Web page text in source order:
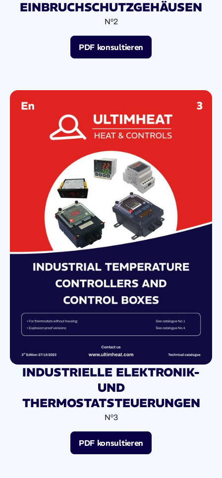
EINBRUCHSCHUTZGEHÄUSEN
Nº2
PDF konsultieren
INDUSTRIELLE ELEKTRONIK-
UND
THERMOSTATSTEUERUNGEN
Nº3
PDF konsultieren